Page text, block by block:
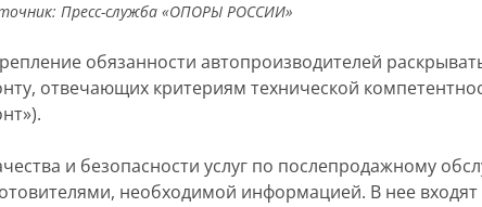
Пресс-служба «ОПОРЫ РОССИИ»
обязанности автопроизводителей
отвечающих критериям технической
и безопасности услуг по послепродажному
необходимой информацией. В нее входят